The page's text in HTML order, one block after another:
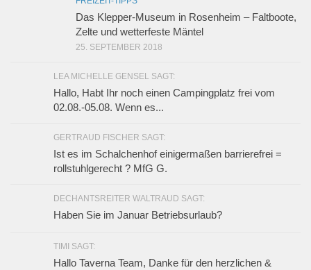
Das Klepper-Museum in Rosenheim – Faltboote,
Zelte und wetterfeste Mäntel
25. SEPTEMBER 2018
LEA MICHELLE GENSEL SAGT:
Hallo, Habt Ihr noch einen Campingplatz frei vom
02.08.-05.08. Wenn es...
GERTRAUD FISCHER SAGT:
Ist es im Schalchenhof einigermaßen barrierefrei =
rollstuhlgerecht ? MfG G.
DECHANTSREITER WALTRAUD SAGT:
Haben Sie im Januar Betriebsurlaub?
TIMI SAGT:
Hallo Taverna Team, Danke für den herzlichen &